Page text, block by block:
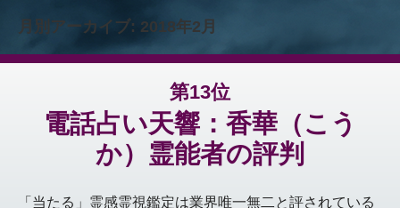
月別アーカイブ: 2018年2月
第13位
電話占い天響：香華（こう
か）霊能者の評判
「当たる」霊感霊視鑑定は業界唯一無二と評されている